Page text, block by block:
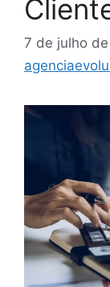
7 de julho